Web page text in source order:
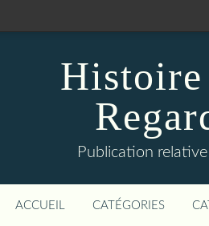
Publication
ACCUEIL CATÉGORIES